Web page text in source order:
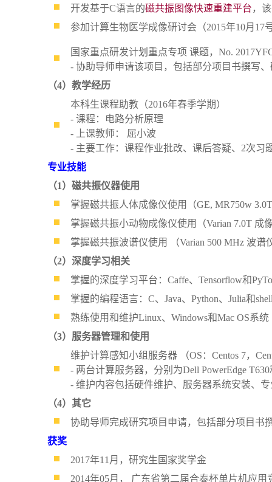
开发基于C语言的磁共振图像快速重建平台 ，
参加计算生物医学成像研讨会（2015年10月17
国家重点研发计划重点专项 课题，No.
- 协助导师申请该项目，包括部分项目书撰写
（4）教学经历
本科生课程助教（2016年春季学期）
- 课程：电路分析原理
- 上课教师： 屈小波
- 主要工作：课程作业批改、课后答疑、2次习
专业技能
（1）磁共振仪器使用
掌握磁共振人体成像仪使用（GE, MR750w
掌握磁共振小动物成像仪使用（Varian 7.0T 成
掌握磁共振波谱仪使用 （Varian 500 MHz 波谱
（2）深度学习相关
掌握的深度学习平台：Caffe、Tensorflow和
掌握的编程语言：C、Java、Python、Julia和
熟练使用和维护Linux、Windows和Mac OS系统
（3）服务器管理和使用
维护计算感知小组服务器 （OS：Centos 7，
- 两台计算服务器，分别为Dell PowerEdge
- 维护内容包括硬件维护、服务器系统安装、
（4）其它
协助导师完成研究项目申请，包括部分项目书
获奖
2017年11月，研究生国家奖学金
2014年05月， 广东省第二届合泰杯单片机应用